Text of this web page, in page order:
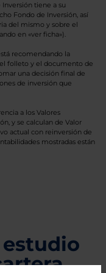
Inversión tiene a su
Fondo de Inversión, así
del mismo y sobre el
en «ver ficha»).
recomendando la
folleto y el documento de
una decisión final de
de inversión que
a los Valores
y se calculan de Valor
actual con reinversión de
mostradas están
estudio